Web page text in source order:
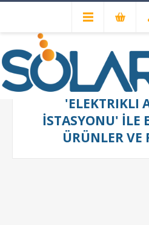
'ELEKTRIKLI
ISTASYONU' ILE
ÜRÜNLER VE